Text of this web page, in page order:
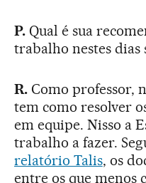
P. Qual é sua
trabalho nestes dias
R. Como professor,
tem como resolver
em equipe. Nisso a
trabalho a fazer.
relatório Talis, os
entre os que menos